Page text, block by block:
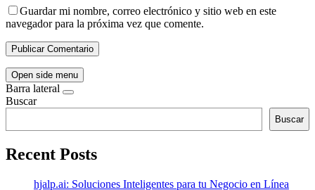
Guardar mi nombre, correo electrónico y sitio web en este
navegador para la próxima vez que comente.
Open side menu
Barra lateral
Buscar
Buscar
Recent Posts
hjalp.ai: Soluciones Inteligentes para tu Negocio en Línea